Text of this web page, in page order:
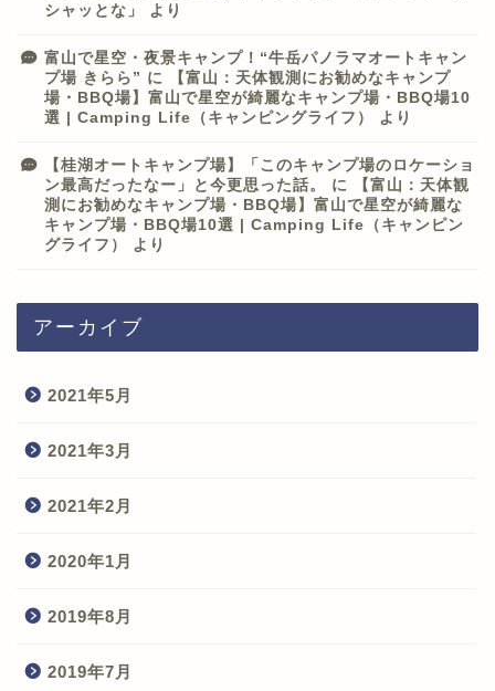
シャッとな」
より
富山で星空・夜景キャンプ！“牛岳パノラマオートキャン
プ場 きらら” に
【富山：天体観測にお勧めなキャンプ
場・BBQ場】富山で星空が綺麗なキャンプ場・BBQ場10
選 | Camping Life（キャンピングライフ）
より
【桂湖オートキャンプ場】「このキャンプ場のロケーショ
ン最高だったなー」と今更思った話。
に
【富山：天体観
測にお勧めなキャンプ場・BBQ場】富山で星空が綺麗な
キャンプ場・BBQ場10選 | Camping Life（キャンピン
グライフ）
より
アーカイブ
2021年5月
2021年3月
2021年2月
2020年1月
2019年8月
2019年7月